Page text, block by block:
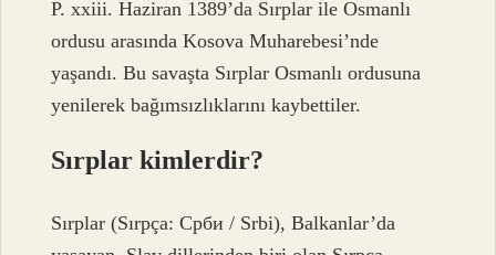
P. xxiii. Haziran 1389’da Sırplar ile Osmanlı
ordusu arasında Kosova Muharebesi’nde
yaşandı. Bu savaşta Sırplar Osmanlı ordusuna
yenilerek bağımsızlıklarını kaybettiler.
Sırplar kimlerdir?
Sırplar (Sırpça: Срби / Srbi), Balkanlar’da